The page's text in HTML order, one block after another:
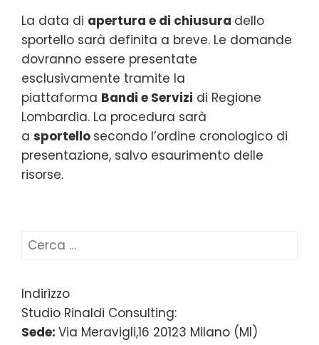
La data di apertura e di chiusura dello
sportello sarà definita a breve. Le domande
dovranno essere presentate
esclusivamente tramite la
piattaforma Bandi e Servizi di Regione
Lombardia. La procedura sarà
a sportello secondo l’ordine cronologico di
presentazione, salvo esaurimento delle
risorse.
Ricerca
Indirizzo
Studio Rinaldi Consulting:
Sede: Via Meravigli,16 20123 Milano (MI)